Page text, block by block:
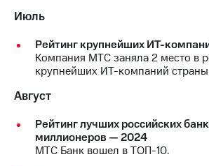
Июль
Рейтинг крупнейших ИТ-
Компания МТС заняла 2 место в
крупнейших ИТ-компаний
Август
Рейтинг лучших российских
миллионеров — 2024
МТС Банк вошел в ТОП-10.